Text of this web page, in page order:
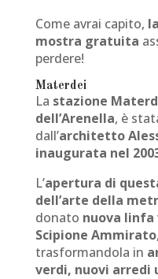
Come avrai capito,
mostra gratuita
perdere!
Materdei
La stazione
dell’Arenella, è
dall’architetto
inaugurata nel
L’apertura di
dell’arte della
donato nuova linfa
Scipione Ammirato
trasformandola in
verdi, nuovi arredi